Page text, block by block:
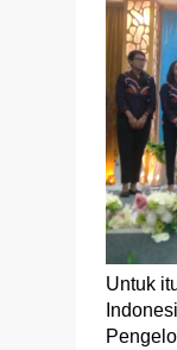
Untuk